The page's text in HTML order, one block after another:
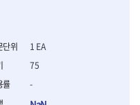
1 EA
75
-